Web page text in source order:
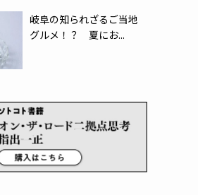
岐阜の知られざるご当地
グルメ！？ 夏にお...